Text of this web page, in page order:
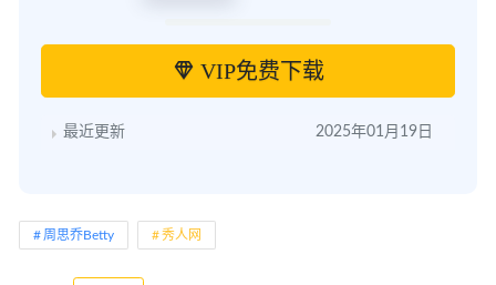
VIP免费下载
最近更新 2025年01月19日
周思乔Betty 秀人网